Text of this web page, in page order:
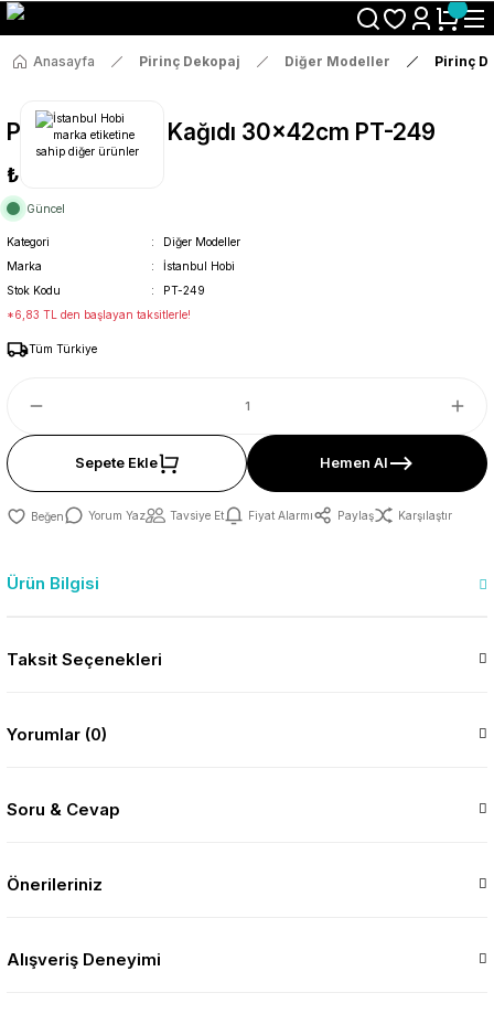
Size Özel "HG10" Koduyla Sepette Hemen %10 İndirimi Kaçırma
Anasayfa Pirinç Dekopaj Diğer Modeller Pirinç
Pirinç Dekopaj Kağıdı 30x42cm PT-249
₺36
Güncel
Kategori
Diğer Modeller
Marka
İstanbul Hobi
Stok Kodu
PT-249
*6,83 TL den başlayan taksitlerle!
Tüm Türkiye
Sepete Ekle Hemen Al
Yorum Yaz Tavsiye Et Fiyat Alarmı Paylaş Karşılaştır
Ürün Bilgisi
Taksit Seçenekleri
Yorumlar (0)
Soru & Cevap
Önerileriniz
Alışveriş Deneyimi